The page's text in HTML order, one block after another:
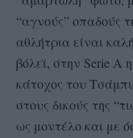
“αγνούς” οπαδούς
αθλήτρια είναι
βόλεϊ, στην Serie A
κάτοχος του
στους δικούς της
ως μοντέλο και με